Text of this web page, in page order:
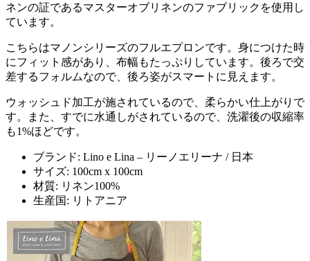
ネンの証であるマスターオブリネンのファブリックを使用し
ています。
こちらはマノンシリーズのフルエプロンです。身につけた時
にフィット感があり、布幅もたっぷりしています。後ろで交
差するフォルムなので、後ろ姿がスマートに見えます。
ウォッシュド加工が施されているので、柔らかい仕上がりで
す。また、すでに水通しがされているので、洗濯後の収縮率
も1%ほどです。
ブランド: Lino e Lina – リーノエリーナ / 日本
サイズ: 100cm x 100cm
材質: リネン100%
生産国: リトアニア